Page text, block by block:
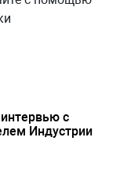
с
Индустрии